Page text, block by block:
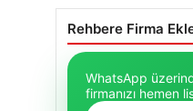
Rehbere Firma
WhatsApp
firmanızı hemen